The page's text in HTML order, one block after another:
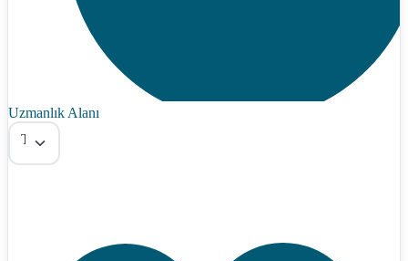
Uzmanlık Alanı
Tümü